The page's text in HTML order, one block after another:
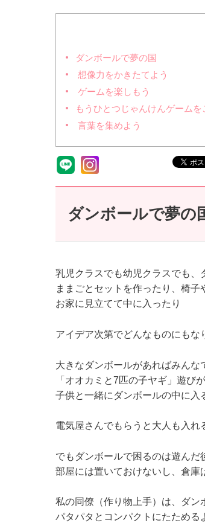
ダンボールで夢の国
想像力をかきたてよう
ゲームを楽しもう
もうひとつじゃんけんゲームを
言葉を集めよう
ダンボールで夢の
乳児クラスでも幼児クラスでも、
ままごとセットを作ったり、椅子
お家に見立てて中に入ったり
アイデア次第でどんなものにもな
大きなダンボールがあればみんな
「オオカミと7匹の子ヤギ」遊び
子供と一緒にダンボールの中に入
電気屋さんでもらうと大人も入れ
でもダンボールで困るのは遊んだ
部屋には置いておけないし、倉庫
私の同僚（作り物上手）は、ダン
パタパタとコンパクトにたためる